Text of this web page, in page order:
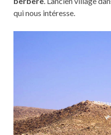
qui nous intéresse.